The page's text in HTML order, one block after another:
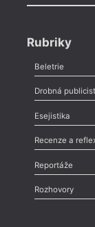
Rubriky
Beletrie
Poezie,
Drobná
Odlesk
Nekrolog,
Esejistika
Esej ,Pádlo,
Recenze a
Recenze
Méně slov
Reportáže
Literární zítřky
Celá
Rozhovory